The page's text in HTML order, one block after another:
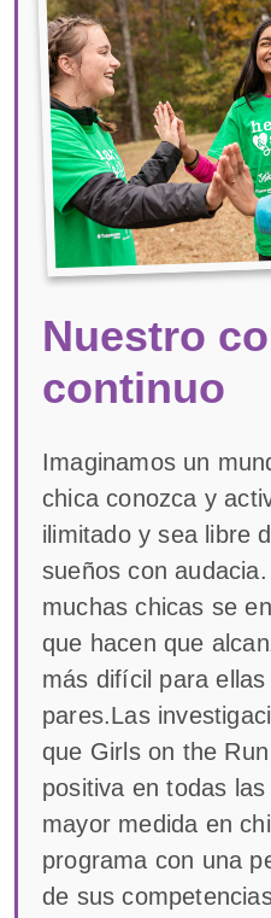
Nuestro
continuo
Imaginamos un
chica conozca y
ilimitado y sea libre
sueños con
muchas chicas se
que hacen que
más difícil para
pares.Las
que Girls on the
positiva en todas
mayor medida en
programa con una
de sus